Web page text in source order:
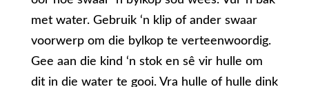
met water. Gebruik ‘n klip of ander swaar
voorwerp om die bylkop te verteenwoordig.
Gee aan die kind ‘n stok en sê vir hulle om
dit in die water te gooi. Vra hulle of hulle dink